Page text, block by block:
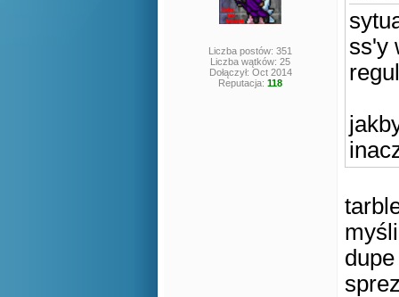
Liczba postów: 351
Liczba wątków: 25
Dołączył: Oct 2014
Reputacja: 118
ss'y